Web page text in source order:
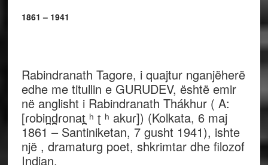
1861 – 1941
Rabindranath Tagore, i quajtur nganjëherë
edhe me titullin e GURUDEV, është emir
në anglisht i Rabindranath Thákhur ( A:
[ɾobin̪d̪ɾonat̪ ʰ ʈ ʰ akuɾ]) (Kolkata, 6 maj
1861 – Santiniketan, 7 gusht 1941), ishte
një , dramaturg poet, shkrimtar dhe filozof
Indian.